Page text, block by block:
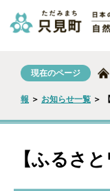
現在のページ
報 ＞ お知らせ一覧 ＞
【ふるさ